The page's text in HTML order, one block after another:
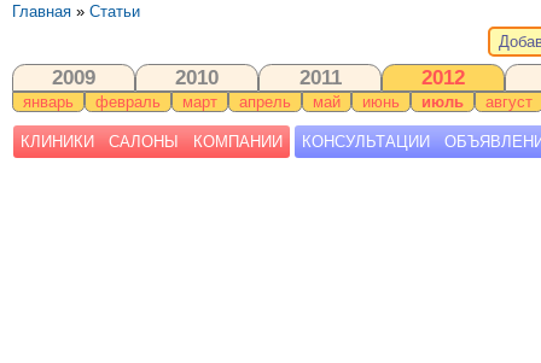
Главная » Статьи
2009 2010 2011 2012
январь февраль март апрель май июнь июль август
КЛИНИКИ САЛОНЫ КОМПАНИИ КОНСУЛЬТАЦИИ